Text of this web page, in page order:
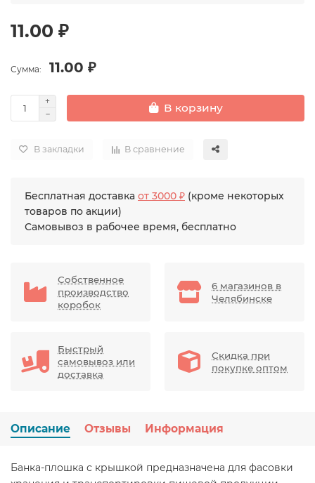
11.00 ₽
Сумма: 11.00 ₽
В корзину
В закладки В сравнение
Бесплатная доставка от 3000 ₽ (кроме некоторых
товаров по акции)
Самовывоз в рабочее время, бесплатно
Собственное
производство
коробок
6 магазинов в
Челябинске
Быстрый
самовывоз или
доставка
Скидка при
покупке оптом
Описание Отзывы Информация
Банка-плошка с крышкой предназначена для фасовки